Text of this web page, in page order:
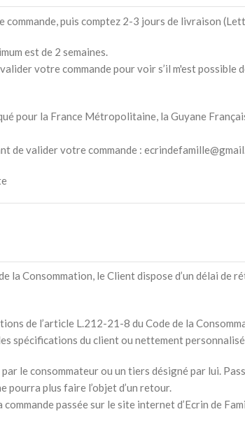
puis comptez 2-3 jours de livraison
est de 2 semaines.
votre commande pour voir s’il m'est possible
pour la France Métropolitaine, la Guyane
de valider votre commande :
la Consommation, le Client dispose d’un délai
de l’article L.212-21-8 du Code de la
spécifications du client ou nettement
le consommateur ou un tiers désigné par lui.
pourra plus faire l’objet d’un retour.
commande passée sur le site internet d’Ecrin de